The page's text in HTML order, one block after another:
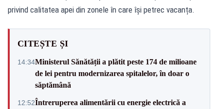
privind calitatea apei din zonele în care își petrec vacanța.
CITEȘTE ȘI
14:34Ministerul Sănătății a plătit peste 174 de milioane
de lei pentru modernizarea spitalelor, în doar o
săptămână
12:52Întreruperea alimentării cu energie electrică a